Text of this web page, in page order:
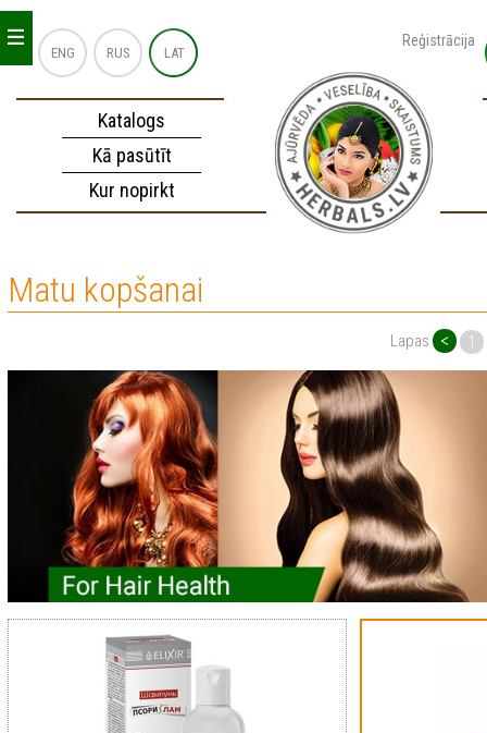
ENG RUS LAT
Reģistrācija
Katalogs
Kā pasūtīt
Kur nopirkt
_
_
_
Matu kopšanai
Lapas < 1